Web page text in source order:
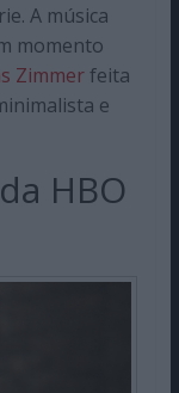
A música
momento
Zimmerfeita
e
HBO